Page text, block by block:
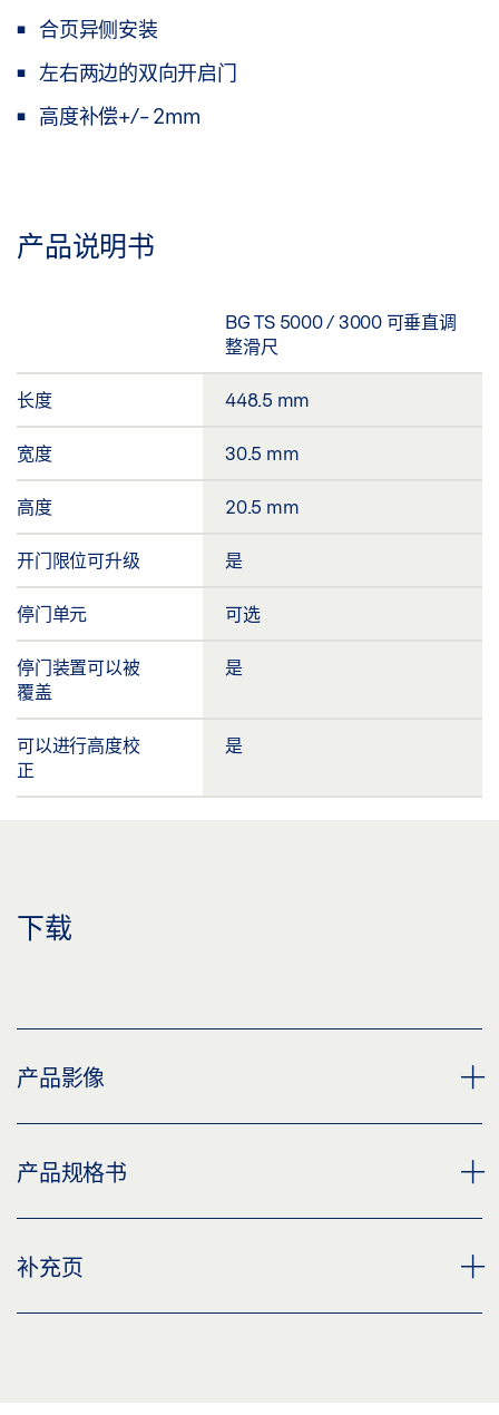
合页异侧安装
左右两边的双向开启门
高度补偿+/- 2mm
产品说明书
BG TS 5000 / 3000 可垂直调
整滑尺
长度 448.5 mm
宽度 30.5 mm
高度 20.5 mm
开门限位可升级 是
停门单元 可选
停门装置可以被
覆盖
是
可以进行高度校
正
是
下载
产品影像
滑尺 TS 5000/TS 3000 高度可调
标签义务: © GEZE GmbH
产品规格书
补充页